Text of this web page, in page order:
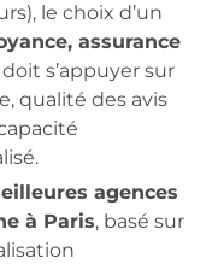
le choix d’un
assurance
doit s’appuyer sur
qualité des avis
agences
à Paris, basé sur